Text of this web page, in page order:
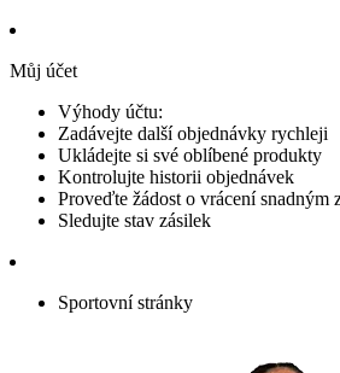
Můj účet
Výhody účtu:
Zadávejte další objednávky rychleji
Ukládejte si své oblíbené produkty
Kontrolujte historii objednávek
Proveďte žádost o vrácení snadným
Sledujte stav zásilek
Sportovní stránky